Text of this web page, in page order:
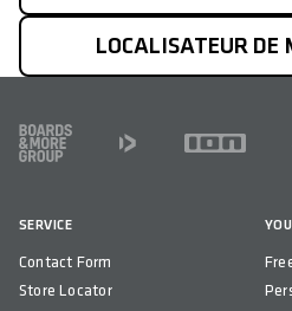
LOCALISATEUR DE
FOOTER
SERVICE
Contact Form
Store Locator